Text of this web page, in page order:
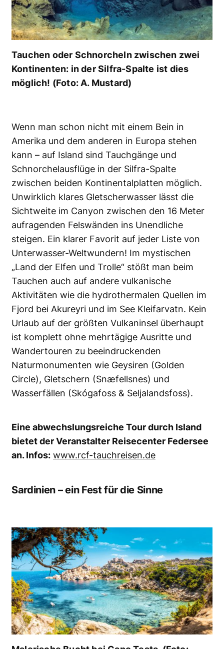
Tauchen oder Schnorcheln zwischen zwei
Kontinenten: in der Silfra-Spalte ist dies
möglich! (Foto: A. Mustard)
Wenn man schon nicht mit einem Bein in
Amerika und dem anderen in Europa stehen
kann – auf Island sind Tauchgänge und
Schnorchelausflüge in der Silfra-Spalte
zwischen beiden Kontinentalplatten möglich.
Unwirklich klares Gletscherwasser lässt die
Sichtweite im Canyon zwischen den 16 Meter
aufragenden Felswänden ins Unendliche
steigen. Ein klarer Favorit auf jeder Liste von
Unterwasser-Weltwundern! Im mystischen
„Land der Elfen und Trolle“ stößt man beim
Tauchen auch auf andere vulkanische
Aktivitäten wie die hydrothermalen Quellen im
Fjord bei Akureyri und im See Kleifarvatn. Kein
Urlaub auf der größten Vulkaninsel überhaupt
ist komplett ohne mehrtägige Ausritte und
Wandertouren zu beeindruckenden
Naturmonumenten wie Geysiren (Golden
Circle), Gletschern (Snæfellsnes) und
Wasserfällen (Skógafoss & Seljalandsfoss).
Eine abwechslungsreiche Tour durch Island
bietet der Veranstalter Reisecenter Federsee
an. Infos: www.rcf-tauchreisen.de
Sardinien – ein Fest für die Sinne